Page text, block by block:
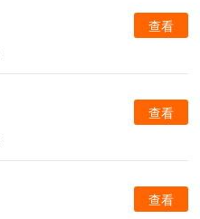
查看
查看
查看